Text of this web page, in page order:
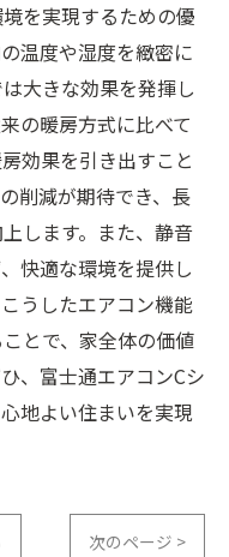
を実現するための優
温度や湿度を緻密に
大きな効果を発揮し
の暖房方式に比べて
効果を引き出すこと
削減が期待でき、長
します。また、静音
快適な環境を提供し
うしたエアコン機能
とで、家全体の価値
、富士通エアコンCシ
地よい住まいを実現
次のページ >